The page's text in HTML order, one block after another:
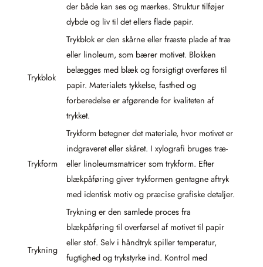
der både kan ses og mærkes. Struktur tilføjer
dybde og liv til det ellers flade papir.
Trykblok
Trykblok er den skårne eller fræste plade af træ
eller linoleum, som bærer motivet. Blokken
belægges med blæk og forsigtigt overføres til
papir. Materialets tykkelse, fasthed og
forberedelse er afgørende for kvaliteten af
trykket.
Trykform
Trykform betegner det materiale, hvor motivet er
indgraveret eller skåret. I xylografi bruges træ-
eller linoleumsmatricer som trykform. Efter
blækpåføring giver trykformen gentagne aftryk
med identisk motiv og præcise grafiske detaljer.
Trykning
Trykning er den samlede proces fra
blækpåføring til overførsel af motivet til papir
eller stof. Selv i håndtryk spiller temperatur,
fugtighed og trykstyrke ind. Kontrol med